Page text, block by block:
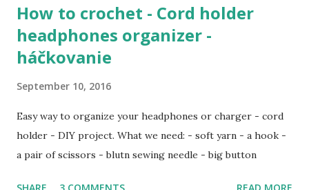
How to crochet - Cord holder
headphones organizer -
háčkovanie
September 10, 2016
Easy way to organize your headphones or charger - cord
holder - DIY project. What we need: - soft yarn - a hook -
a pair of scissors - blutn sewing needle - big button
SHARE 3 COMMENTS READ MORE